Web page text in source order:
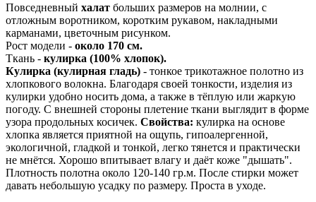
Повседневный халат больших размеров на молнии, с
отложным воротником, коротким рукавом, накладными
карманами, цветочным рисунком.
Рост модели - около 170 см.
Ткань - кулирка (100% хлопок).
Кулирка (кулирная гладь) - тонкое трикотажное полотно из
хлопкового волокна. Благодаря своей тонкости, изделия из
кулирки удобно носить дома, а также в тёплую или жаркую
погоду. С внешней стороны плетение ткани выглядит в форме
узора продольных косичек. Свойства: кулирка на основе
хлопка является приятной на ощупь, гипоалергенной,
экологичной, гладкой и тонкой, легко тянется и практически
не мнётся. Хорошо впитывает влагу и даёт коже "дышать".
Плотность полотна около 120-140 гр.м. После стирки может
давать небольшую усадку по размеру. Проста в уходе.